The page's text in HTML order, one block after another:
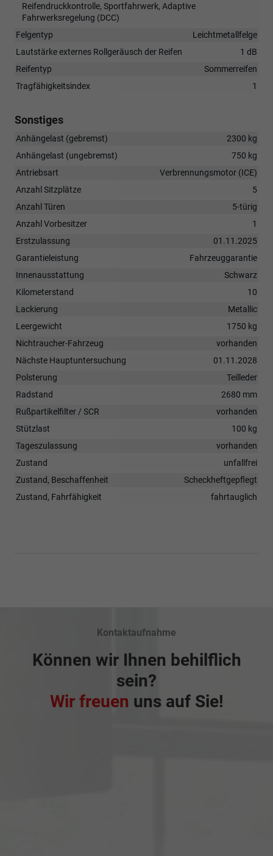
Reifendruckkontrolle, Sportfahrwerk, Adaptive
Fahrwerksregelung (DCC)
Felgentyp
Leichtmetallfelge
Lautstärke externes Rollgeräusch der Reifen
1 dB
Reifentyp
Sommerreifen
Tragfähigkeitsindex
1
Sonstiges
Anhängelast (gebremst)
2300 kg
Anhängelast (ungebremst)
750 kg
Antriebsart
Verbrennungsmotor (ICE)
Anzahl Sitzplätze
5
Anzahl Türen
5-türig
Anzahl Vorbesitzer
1
Erstzulassung
01.11.2025
Garantieleistung
Fahrzeuggarantie
Innenausstattung
Schwarz
Kilometerstand
10
Lackierung
Metallic
Leergewicht
1750 kg
Nichtraucher-Fahrzeug
vorhanden
Nächste Hauptuntersuchung
01.11.2028
Polsterung
Teilleder
Radstand
2680 mm
Rußpartikelfilter / SCR
vorhanden
Stützlast
100 kg
Tageszulassung
vorhanden
Zustand
unfallfrei
Zustand, Beschaffenheit
Scheckheftgepflegt
Zustand, Fahrfähigkeit
fahrtauglich
Kontaktaufnahme
Können wir Ihnen behilflich
sein?
Wir freuen uns auf Sie!